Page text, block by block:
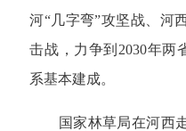
河“几字弯”攻坚战、河
击战，力争到2030年两
系基本建成。
国家林草局在河西